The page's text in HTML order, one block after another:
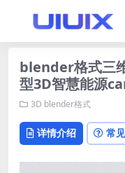
blender格式三
型3D智慧能源
3D blender格式
详情介绍 常